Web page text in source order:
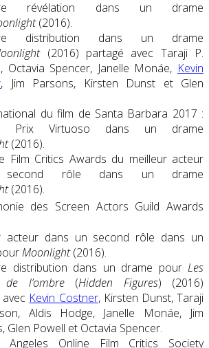
révélation dans un drame
(2016).
distribution dans un drame
(2016) partagé avec Taraji P.
Octavia Spencer, Janelle Monáe, Kevin
, Jim Parsons, Kirsten Dunst et Glen
du film de Santa Barbara 2017 :
Prix Virtuoso dans un drame
(2016).
Film Critics Awards du meilleur acteur
rôle dans un drame
(2016).
des Screen Actors Guild Awards
acteur dans un second rôle dans un
Moonlight(2016).
distribution dans un drame pour Les
de l’ombre(Hidden Figures) (2016)
Kevin Costner, Kirsten Dunst, Taraji
Aldis Hodge, Janelle Monáe, Jim
Glen Powell et Octavia Spencer.
Online Film Critics Society